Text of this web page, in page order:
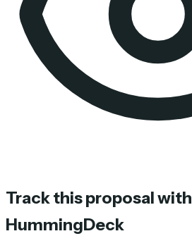
Track this proposal with
HummingDeck